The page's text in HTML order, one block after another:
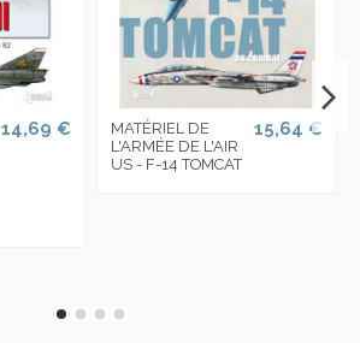
14,69 €
MATÉRIEL DE
L'ARMÉE DE L'AIR
US - F-14 TOMCAT
15,64 €